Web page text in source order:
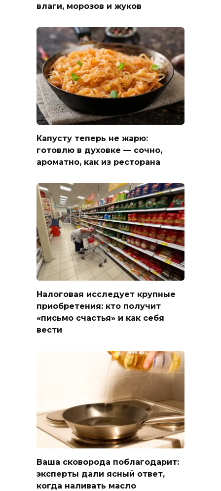
влаги, морозов и жуков
Капусту теперь не жарю:
готовлю в духовке — сочно,
ароматно, как из ресторана
Налоговая исследует крупные
приобретения: кто получит
«письмо счастья» и как себя
вести
Ваша сковорода поблагодарит:
эксперты дали ясный ответ,
когда наливать масло